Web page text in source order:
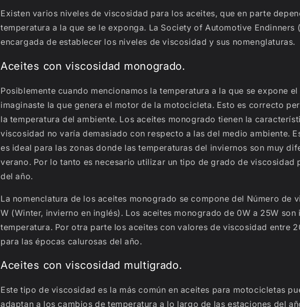
Existen varios niveles de viscosidad para los aceites, que en parte
temperatura a la que se le exponga. La Society of Automotive Endinners
encargada de establecer los niveles de viscosidad y sus nomenglaturas.
Aceites con viscosidad monogrado.
Posiblemente cuando mencionamos la temperatura a la que se expone
imaginaste la que genera el motor de la motocicleta. Esto es correcto
la temperatura del ambiente. Los aceites monogrado tienen la
viscosidad no varía demasiado con respecto a las del medio ambiente.
es ideal para las zonas donde las temperaturas del inviernos son muy
verano. Por lo tanto es necesario utilizar un tipo de grado de viscosidad
del año.
La nomenclatura de los aceites monogrado se compone del Número de
W (Winter, invierno en inglés). Los aceites monogrado de 0W a 25W son
temperatura. Por otra parte los aceites con valores de viscosidad entre
para las épocas calurosas del año.
Aceites con viscosidad multigrado.
Este tipo de viscosidad es la más común en aceites para motocicletas
adaptan a los cambios de temperatura a lo largo de las estaciones del